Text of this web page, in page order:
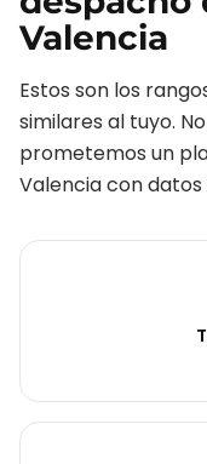
Valencia
Estos son los
similares al tuyo.
prometemos un
Valenciacon